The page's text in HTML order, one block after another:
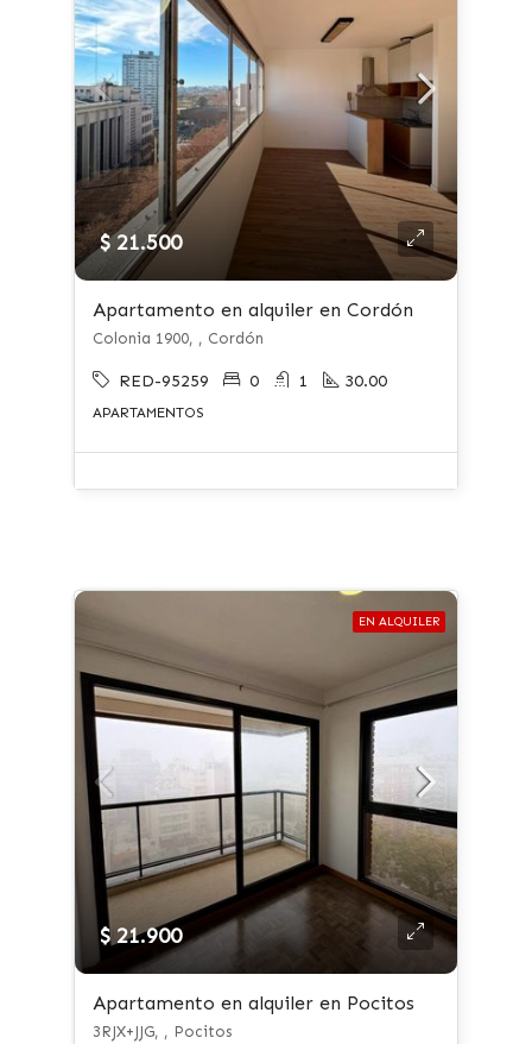
$ 21.500
Apartamento en alquiler en Cordón
Colonia 1900, , Cordón
RED-95259 0 1 30.00
APARTAMENTOS
EN ALQUILER
$ 21.900
Apartamento en alquiler en Pocitos
3RJX+JJG, , Pocitos